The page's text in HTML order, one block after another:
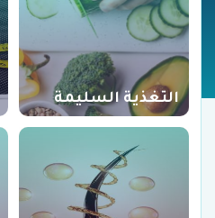
التغذية السليمة